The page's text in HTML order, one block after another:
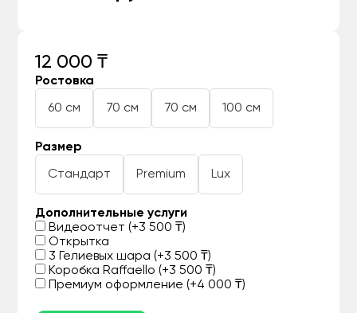
12 000 ₸
Ростовка
60 см 70 см 70 см 100 см
Размер
Стандарт Premium Lux
Дополнительные услуги
Видеоотчет (+3 500 ₸)
Открытка
3 Гелиевых шара (+3 500 ₸)
Коробка Raffaello (+3 500 ₸)
Премиум оформление (+4 000 ₸)